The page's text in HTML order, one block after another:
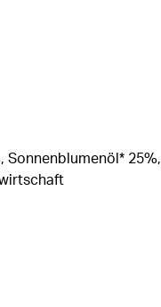
Sonnenblumenöl* 25%,